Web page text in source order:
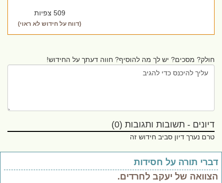
509 צפיות
(דווח על חידוש לא ראוי)
חולק? מסכים? יש לך מה להוסיף? חווה דעתך על החידוש!
דיונים - תשובות ותגובות (0)
טרם נערך דיון סביב חידוש זה
תורה על חסידות
של יעקב לחרדים.